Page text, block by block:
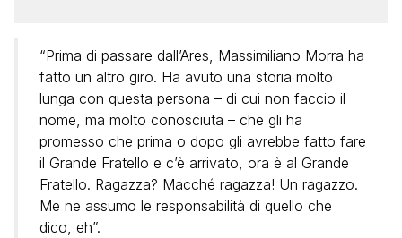
“Prima di passare dall’Ares, Massimiliano Morra ha
fatto un altro giro. Ha avuto una storia molto
lunga con questa persona – di cui non faccio il
nome, ma molto conosciuta – che gli ha
promesso che prima o dopo gli avrebbe fatto fare
il Grande Fratello e c’è arrivato, ora è al Grande
Fratello. Ragazza? Macché ragazza! Un ragazzo.
Me ne assumo le responsabilità di quello che
dico, eh”.